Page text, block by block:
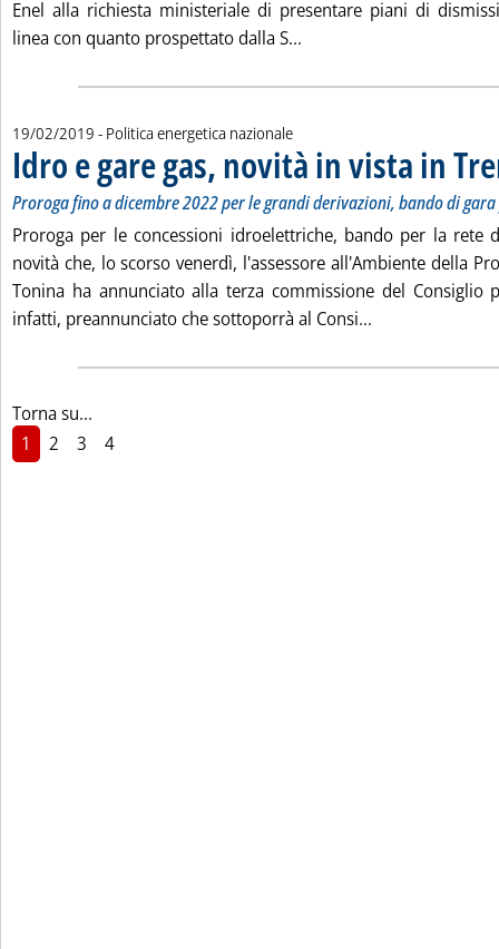
Enel alla richiesta ministeriale di presentare piani di
linea con quanto prospettato dalla S...
19/02/2019 - Politica energetica nazionale
Idro e gare gas, novità in vista in
Proroga fino a dicembre 2022 per le grandi derivazioni, bando di
Proroga per le concessioni idroelettriche, bando per la rete
novità che, lo scorso venerdì, l'assessore all'Ambiente della
Tonina ha annunciato alla terza commissione del Consiglio
infatti, preannunciato che sottoporrà al Consi...
Torna su...
1
2 3 4